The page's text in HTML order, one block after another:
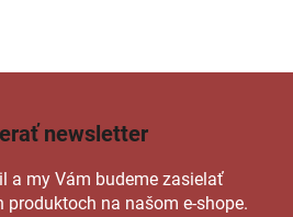
newsletter
a my Vám budeme zasielať
na našom e-shope.